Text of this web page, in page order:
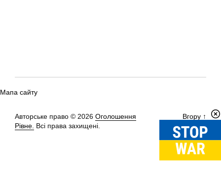
Мапа сайту
Авторське право © 2026 Оголошення
Рівне. Всі права захищені.
Вгору ↑